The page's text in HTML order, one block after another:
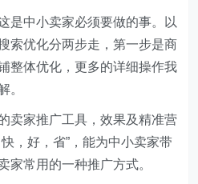
是中小卖家必须要做的事。以
索优化分两步走，第一步是商
整体优化，更多的详细操作我
。
卖家推广工具，效果及精准营
，好，省”，能为中小卖家带
家常用的一种推广方式。